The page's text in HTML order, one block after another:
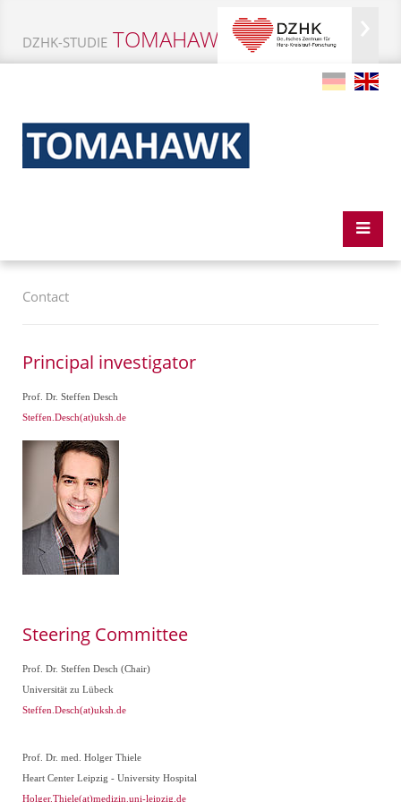
DZHK-STUDIE TOMAHAWK-DZHK4
EN
Contact
Principal investigator
Prof. Dr. Steffen Desch
Steffen.Desch(at)uksh.de
Steering Committee
Prof. Dr. Steffen Desch (Chair)
Universität zu Lübeck
Steffen.Desch(at)uksh.de
Prof. Dr. med. Holger Thiele
Heart Center Leipzig - University Hospital
Holger.Thiele(at)medizin.uni-leipzig.de